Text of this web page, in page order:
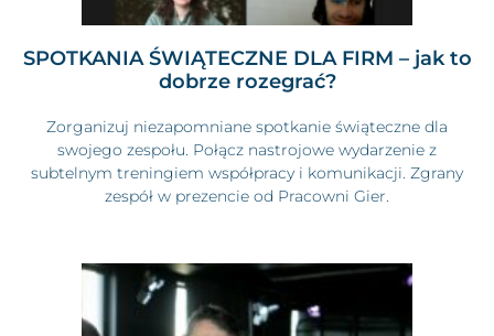
SPOTKANIA ŚWIĄTECZNE DLA FIRM – jak to
dobrze rozegrać?
Zorganizuj niezapomniane spotkanie świąteczne dla
swojego zespołu. Połącz nastrojowe wydarzenie z
subtelnym treningiem współpracy i komunikacji. Zgrany
zespół w prezencie od Pracowni Gier.